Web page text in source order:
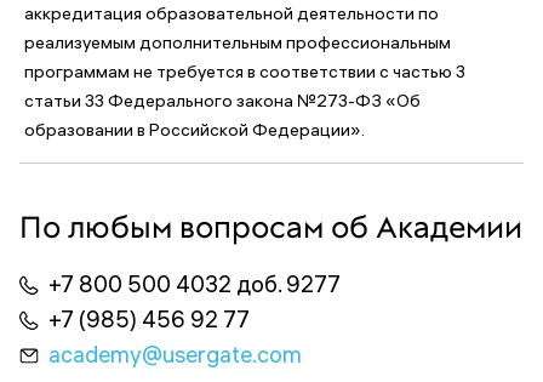
аккредитация образовательной деятельности по
реализуемым дополнительным профессиональным
программам не требуется в соответствии с частью 3
статьи 33 Федерального закона №273-ФЗ «Об
образовании в Российской Федерации».
По любым вопросам об Академии
+7 800 500 4032 доб. 9277
+7 (985) 456 92 77
academy@usergate.com